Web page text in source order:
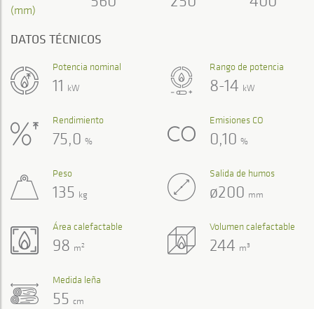
(mm)
DATOS TÉCNICOS
Rango de potencia
8-14 kW
Potencia nominal
11 kW
Rendimiento
75,0 %
Emisiones CO
0,10 %
Volumen calefactable
244 m3
Área calefactable
98 m2
Peso
135 kg
Salida de humos
ø200 mm
Medida leña
55 cm